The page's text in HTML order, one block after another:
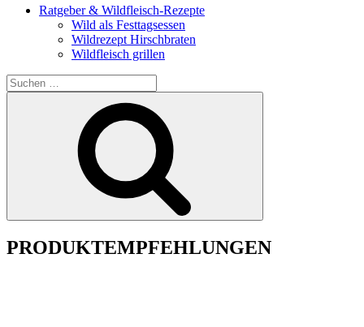
Ratgeber & Wildfleisch-Rezepte
Wild als Festtagsessen
Wildrezept Hirschbraten
Wildfleisch grillen
Suche
nach:
PRODUKTEMPFEHLUNGEN